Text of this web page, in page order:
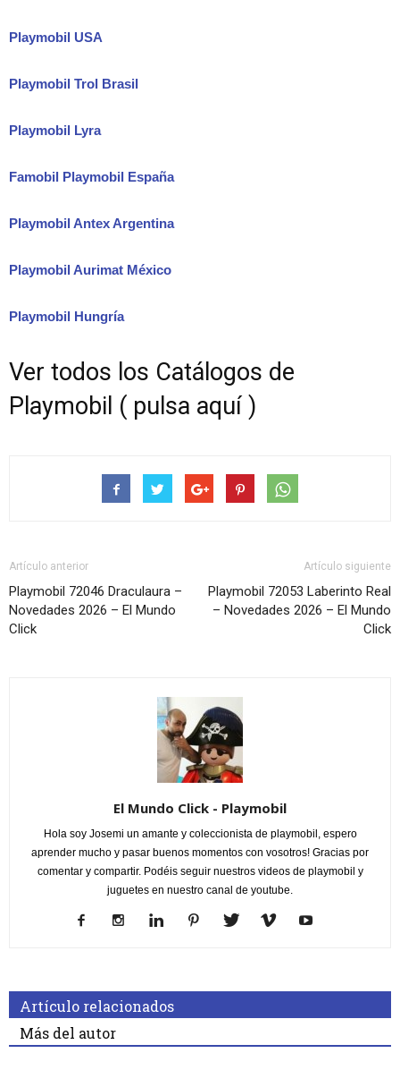
Playmobil USA
Playmobil Trol Brasil
Playmobil Lyra
Famobil Playmobil España
Playmobil Antex Argentina
Playmobil Aurimat México
Playmobil Hungría
Ver todos los Catálogos de
Playmobil ( pulsa aquí )
Artículo anterior
Playmobil 72046 Draculaura –
Novedades 2026 – El Mundo
Click
Artículo siguiente
Playmobil 72053 Laberinto Real
– Novedades 2026 – El Mundo
Click
El Mundo Click - Playmobil
Hola soy Josemi un amante y coleccionista de playmobil, espero
aprender mucho y pasar buenos momentos con vosotros! Gracias por
comentar y compartir. Podéis seguir nuestros videos de playmobil y
juguetes en nuestro canal de youtube.
Artículo relacionados
Más del autor